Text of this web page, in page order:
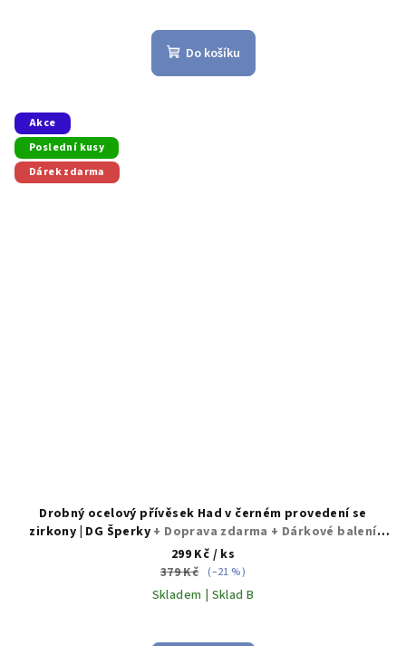
hodnocení
produktu
Do košíku
Akce
Poslední kusy
Dárek zdarma
Drobný ocelový přívěsek Had v černém provedení se
zirkony | DG Šperky + Doprava zdarma + Dárkové balení
zdarma
299 Kč / ks
379 Kč (–21 %)
Skladem | Sklad B